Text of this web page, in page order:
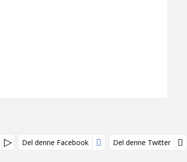
Del denne Facebook Del denne Twitter